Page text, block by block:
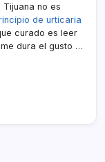
no es
de urticaria
curado es leer
dura el gusto …